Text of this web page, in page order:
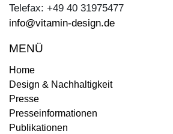
Telefax: +49 40 31975477
info@vitamin-design.de
MENÜ
Home
Design & Nachhaltigkeit
Presse
Presseinformationen
Publikationen